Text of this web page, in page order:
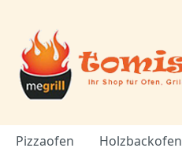
Pizzaofen Holzbackofen